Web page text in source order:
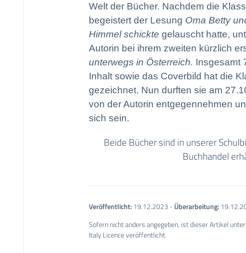
Welt der Bücher. Nachdem die
begeistert der Lesung Oma Betty
Himmel schickte gelauscht hatte,
Autorin bei ihrem zweiten kürzlich
unterwegs in Österreich. Insgesamt
Inhalt sowie das Coverbild hat die
gezeichnet. Nun durften sie am
von der Autorin entgegennehmen
sich sein.
Beide Bücher sind in unserer
Buchhandel
Veröffentlicht:19.12.2023 -Überarbeitung:
Sofern nicht anders angegeben, ist dieser Artikel
Italy Licence veröffentlicht.